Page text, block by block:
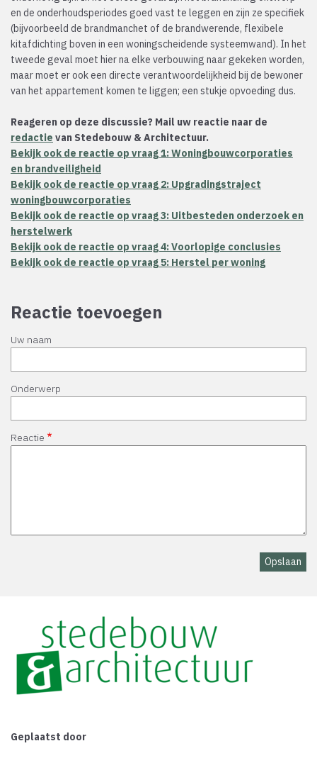
en de onderhoudsperiodes goed vast te leggen en zijn ze specifiek
(bijvoorbeeld de brandmanchet of de brandwerende, flexibele
kitafdichting boven in een woningscheidende systeemwand). In het
tweede geval moet hier na elke verbouwing naar gekeken worden,
maar moet er ook een directe verantwoordelijkheid bij de bewoner
van het appartement komen te liggen; een stukje opvoeding dus.
Reageren op deze discussie? Mail uw reactie naar de
redactie van Stedebouw & Architectuur.
Bekijk ook de reactie op vraag 1: Woningbouwcorporaties
en brandveiligheid
Bekijk ook de reactie op vraag 2: Upgradingstraject
woningbouwcorporaties
Bekijk ook de reactie op vraag 3: Uitbesteden onderzoek en
herstelwerk
Bekijk ook de reactie op vraag 4: Voorlopige conclusies
Bekijk ook de reactie op vraag 5: Herstel per woning
Reactie toevoegen
Uw naam
Onderwerp
Reactie
Geplaatst door